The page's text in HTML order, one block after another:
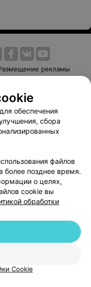
рекламы
Способы оплаты
103.by
данных
Республика Беларусь,
291212755
обеспечения
сбора
файлов
более позднее время.
о целях,
cookie вы
обработки
Cookie